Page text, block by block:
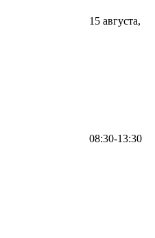
15 августа,
08:30-13:30